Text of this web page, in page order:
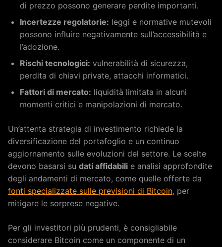
di prezzo possono generare perdite importanti.
Incertezze regolatorie: leggi e normative mutevoli
possono influire negativamente sull’accessibilità e
l’adozione.
Rischi tecnologici: vulnerabilità di sicurezza,
perdita di chiavi private, attacchi informatici.
Fattori di mercato: liquidità limitata in alcuni
momenti critici e manipolazioni di mercato.
Un’attenta strategia di investimento richiede la
diversificazione del portafoglio e un continuo
aggiornamento sulle evoluzioni del settore. Le scelte
devono basarsi su dati affidabili e analisi approfondite
degli andamenti di mercato, come quelle offerte da
fonti specializzate sulle previsioni di Bitcoin, per
mitigare le sorprese negative.
Per gli investitori più prudenti, è consigliabile
considerare Bitcoin come un componente di un